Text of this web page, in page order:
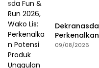
Dekranasda
Daerah
09/08/2026